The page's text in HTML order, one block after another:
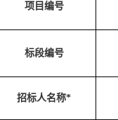
项目编号
标段编号
招标人名称*